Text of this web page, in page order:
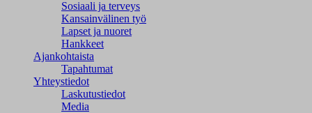
Sosiaali ja terveys
Kansainvälinen työ
Lapset ja nuoret
Hankkeet
Ajankohtaista
Tapahtumat
Yhteystiedot
Laskutustiedot
Media